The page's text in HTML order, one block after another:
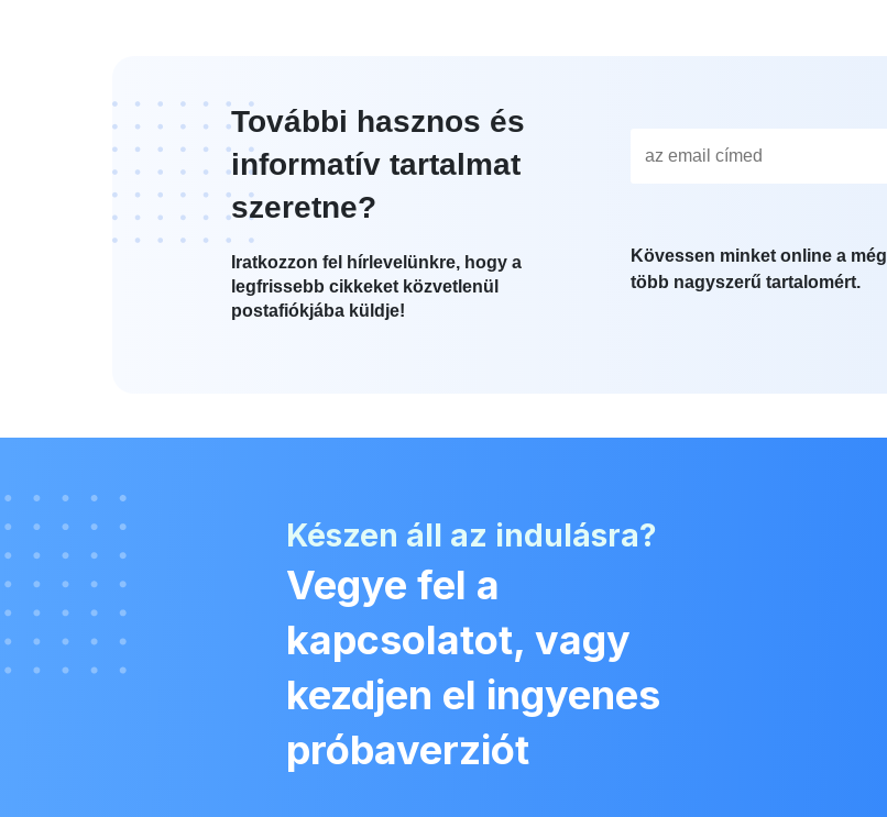
További hasznos és
informatív tartalmat
szeretne?
Iratkozzon fel hírlevelünkre, hogy a
legfrissebb cikkeket közvetlenül
postafiókjába küldje!
Kövessen minket online a még
több nagyszerű tartalomért.
Készen áll az indulásra?
Vegye fel a
kapcsolatot, vagy
kezdjen el ingyenes
próbaverziót